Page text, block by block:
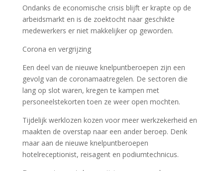
Ondanks de economische crisis blijft er krapte op de
arbeidsmarkt en is de zoektocht naar geschikte
medewerkers er niet makkelijker op geworden.
Corona en vergrijzing
Een deel van de nieuwe knelpuntberoepen zijn een
gevolg van de coronamaatregelen. De sectoren die
lang op slot waren, kregen te kampen met
personeelstekorten toen ze weer open mochten.
Tijdelijk werklozen kozen voor meer werkzekerheid en
maakten de overstap naar een ander beroep. Denk
maar aan de nieuwe knelpuntberoepen
hotelreceptionist, reisagent en podiumtechnicus.